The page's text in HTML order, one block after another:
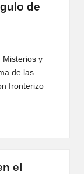
de
Misterios y
de las
fronterizo
el